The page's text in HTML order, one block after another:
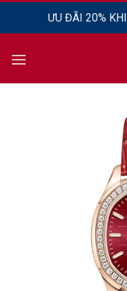
dung
ƯU ĐÃI 20%